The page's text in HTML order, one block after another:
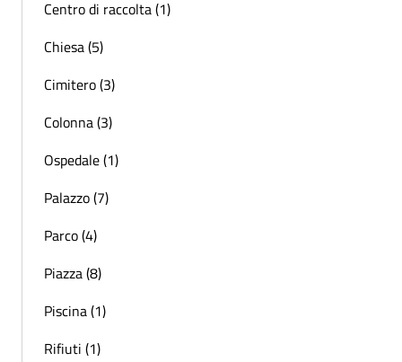
Centro di raccolta (1)
Chiesa (5)
Cimitero (3)
Colonna (3)
Ospedale (1)
Palazzo (7)
Parco (4)
Piazza (8)
Piscina (1)
Rifiuti (1)